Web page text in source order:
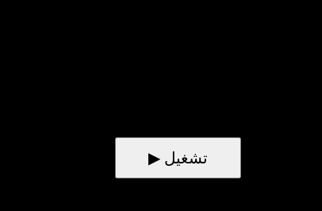
▶ تشغيل